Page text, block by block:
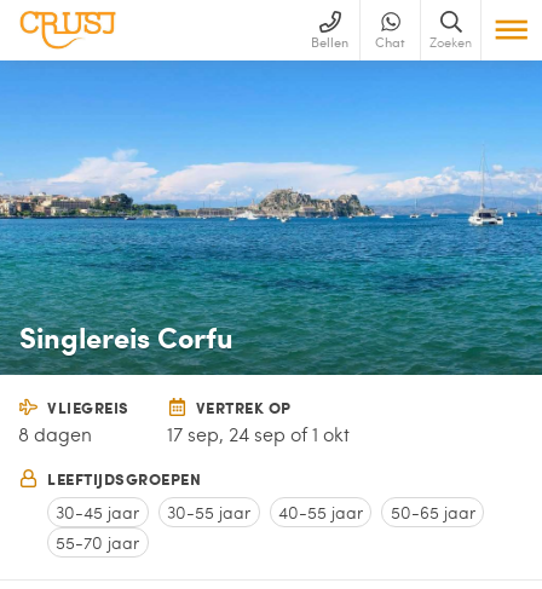
Bellen Chat Zoeken
Singlereis Corfu
VLIEGREIS
8 dagen
VERTREK OP
17 sep, 24 sep of 1 okt
LEEFTIJDSGROEPEN
30-45 jaar 30-55 jaar 40-55 jaar
50-65 jaar
55-70 jaar